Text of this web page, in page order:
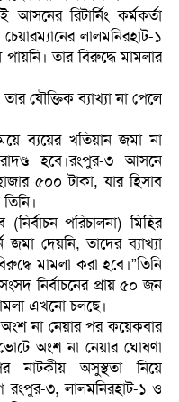
রিটার্নিং কর্মকর্তা
লালমনিরহাট-১
তার বিরুদ্ধে মামলার
যৌক্তিক ব্যাখ্যা না পেলে
ব্যয়ের খতিয়ান জমা না
হবে।রংপুর-৩ আসনে
৫০০ টাকা, যার হিসাব
পরিচালনা) মিহির
জমা দেয়নি, তাদের ব্যাখ্যা
মামলা করা হবে।”তিনি
নির্বাচনের প্রায় ৫০ জন
এখনো চলছে।
অংশ না নেয়ার পর কয়েকবার
অংশ না নেয়ার ঘোষণা
নাটকীয় অসুস্থতা নিয়ে
রংপুর-৩, লালমনিরহাট-১ ও